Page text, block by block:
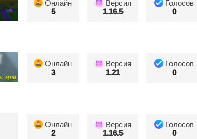
Онлайн
5
Версия
1.16.5
Голосов
0
Онлайн
3
Версия
1.21
Голосов
0
Онлайн
2
Версия
1.16.5
Голосов
0